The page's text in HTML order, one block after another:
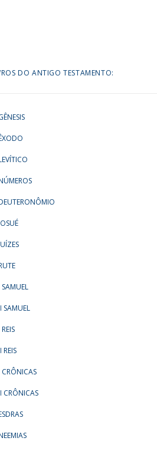
DO ANTIGO TESTAMENTO:
SAMUEL
SAMUEL
REIS
CRÔNICAS
CRÔNICAS